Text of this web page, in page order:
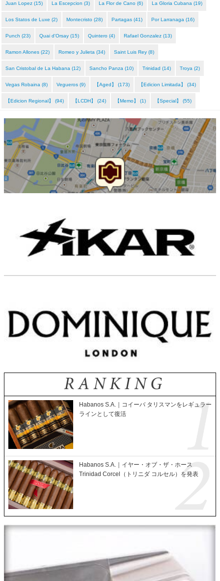
Juan Lopez (15) La Escepcion (3) La Flor de Cano (6) La Gloria Cubana (19)
Los Statos de Luxe (2) Montecristo (28) Partagas (41) Por Larranaga (16)
Punch (23) Quai d'Orsay (15) Quintero (4) Rafael Gonzalez (13)
Ramon Allones (22) Romeo y Julieta (34) Saint Luis Rey (8)
San Cristobal de La Habana (12) Sancho Panza (10) Trinidad (14) Troya (2)
Vegas Robaina (8) Vegueros (9) 【Aged】 (173) 【Edicion Limitada】 (34)
【Edicion Regional】 (94) 【LCDH】 (24) 【Memo】 (1) 【Special】 (55)
Habanos S.A.｜コイーバ タリスマンをレギュラー
ラインとして復活
Habanos S.A.｜イヤー・オブ・ザ・ホース
Trinidad Corcel（トリニダ コルセル）を発表